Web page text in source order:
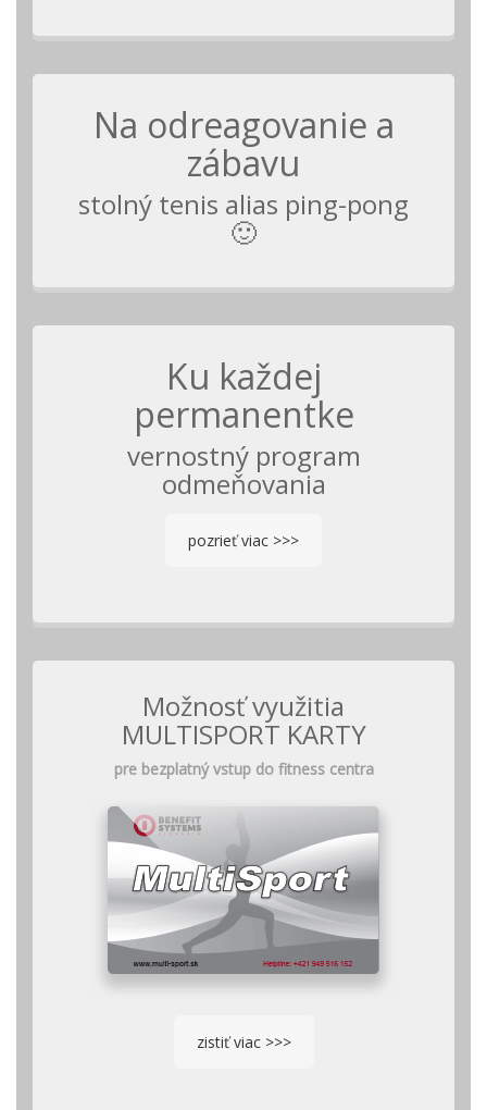
Na odreagovanie a
zábavu
stolný tenis alias ping-pong
🙂
Ku každej
permanentke
vernostný program
odmeňovania
pozrieť viac >>>
Možnosť využitia
MULTISPORT KARTY
pre bezplatný vstup do fitness centra
zistiť viac >>>